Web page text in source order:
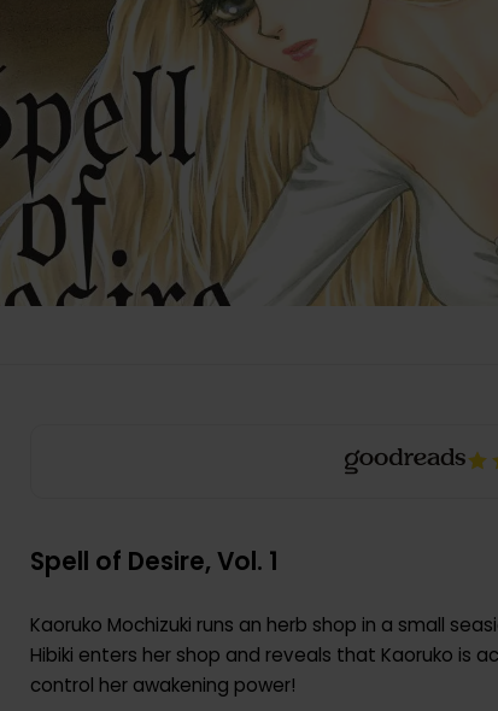
Spell of Desire, Vol. 1
Kaoruko Mochizuki runs an herb shop in a small
Hibiki enters her shop and reveals that Kaoruko is
control her awakening power!